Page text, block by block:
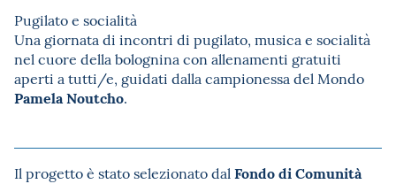
Pugilato e socialità
Una giornata di incontri di pugilato, musica e socialità
nel cuore della bolognina con allenamenti gratuiti
aperti a tutti/e, guidati dalla campionessa del Mondo
Pamela Noutcho.
Il progetto è stato selezionato dal Fondo di Comunità